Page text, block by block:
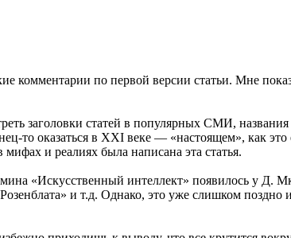
комментарии по первой версии статьи. Мне
заголовки статей в популярных СМИ,
то оказаться в XXI веке — «настоящем», как
и реалиях была написана эта статья.
«Искусственный интеллект» появилось у Д.
и т.д. Однако, это уже слишком поздно